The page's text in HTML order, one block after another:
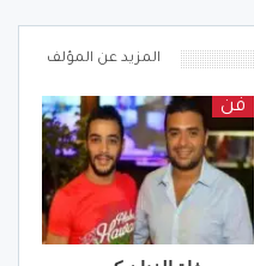
المزيد عن المؤلف
فن